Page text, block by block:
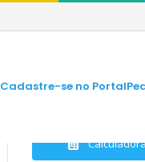
Cadastre-se no